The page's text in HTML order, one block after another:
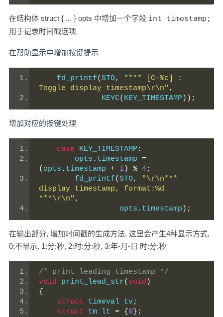
在结构体 struct { ... } opts 中增加一个字段 int timestamp;
用于记录时间戳选项
在帮助显示中增加按键提示
    fd_printf
(STO,
"*** [C-%c] :
Toggle display timestamp\r\n" ,
              KEYC
( KEY_TIMESTAMP ));
增加对应的按键处理
case KEY_TIMESTAMP :
        opts
. timestamp =
( opts . timestamp + 1) % 4;
        fd_printf
(STO,
"\r\n***
display timestamp, format:%d
***\r\n" ,
                  opts
. timestamp );
在输出部分, 增加时间戳的生成方法, 这里会产生4种显示方式,
0:不显示, 1:分:秒, 2:时:分:秒, 3:年-月-日 时:分:秒
/* print leading timestamp */
void print_lead_str(void )
{
struct timeval tv;
struct tm lt = { 0 };